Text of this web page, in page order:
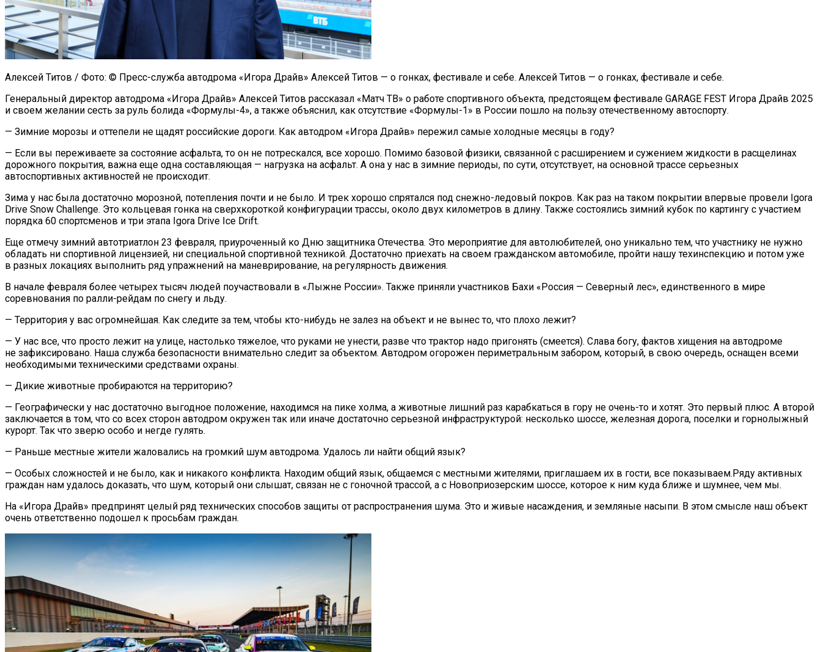
Алексей Титов / Фото: © Пресс-служба автодрома «Игора Драйв» Алексей Титов — о гонках, фестивале и себе. Алексей Титов — о гонках, фестивале и себе.
Генеральный директор автодрома «Игора Драйв» Алексей Титов рассказал «Матч ТВ» о работе спортивного объекта, предстоящем фестивале GARAGE FEST Игора Драйв 2025
и своем желании сесть за руль болида «Формулы-4», а также объяснил, как отсутствие «Формулы-1» в России пошло на пользу отечественному автоспорту.
— Зимние морозы и оттепели не щадят российские дороги. Как автодром «Игора Драйв» пережил самые холодные месяцы в году?
— Если вы переживаете за состояние асфальта, то он не потрескался, все хорошо. Помимо базовой физики, связанной с расширением и сужением жидкости в расщелинах
дорожного покрытия, важна еще одна составляющая — нагрузка на асфальт. А она у нас в зимние периоды, по сути, отсутствует, на основной трассе серьезных
автоспортивных активностей не происходит.
Зима у нас была достаточно морозной, потепления почти и не было. И трек хорошо спрятался под снежно-ледовый покров. Как раз на таком покрытии впервые провели Igora
Drive Snow Challenge. Это кольцевая гонка на сверхкороткой конфигурации трассы, около двух километров в длину. Также состоялись зимний кубок по картингу с участием
порядка 60 спортсменов и три этапа Igora Drive Ice Drift.
Еще отмечу зимний автотриатлон 23 февраля, приуроченный ко Дню защитника Отечества. Это мероприятие для автолюбителей, оно уникально тем, что участнику не нужно
обладать ни спортивной лицензией, ни специальной спортивной техникой. Достаточно приехать на своем гражданском автомобиле, пройти нашу техинспекцию и потом уже
в разных локациях выполнить ряд упражнений на маневрирование, на регулярность движения.
В начале февраля более четырех тысяч людей поучаствовали в «Лыжне России». Также приняли участников Бахи «Россия — Северный лес», единственного в мире
соревнования по ралли-рейдам по снегу и льду.
— Территория у вас огромнейшая. Как следите за тем, чтобы кто-нибудь не залез на объект и не вынес то, что плохо лежит?
— У нас все, что просто лежит на улице, настолько тяжелое, что руками не унести, разве что трактор надо пригонять (смеется). Слава богу, фактов хищения на автодроме
не зафиксировано. Наша служба безопасности внимательно следит за объектом. Автодром огорожен периметральным забором, который, в свою очередь, оснащен всеми
необходимыми техническими средствами охраны.
— Дикие животные пробираются на территорию?
— Географически у нас достаточно выгодное положение, находимся на пике холма, а животные лишний раз карабкаться в гору не очень-то и хотят. Это первый плюс. А второй
заключается в том, что со всех сторон автодром окружен так или иначе достаточно серьезной инфраструктурой: несколько шоссе, железная дорога, поселки и горнолыжный
курорт. Так что зверю особо и негде гулять.
— Раньше местные жители жаловались на громкий шум автодрома. Удалось ли найти общий язык?
— Особых сложностей и не было, как и никакого конфликта. Находим общий язык, общаемся с местными жителями, приглашаем их в гости, все показываем.Ряду активных
граждан нам удалось доказать, что шум, который они слышат, связан не с гоночной трассой, а с Новоприозерским шоссе, которое к ним куда ближе и шумнее, чем мы.
На «Игора Драйв» предпринят целый ряд технических способов защиты от распространения шума. Это и живые насаждения, и земляные насыпи. В этом смысле наш объект
очень ответственно подошел к просьбам граждан.